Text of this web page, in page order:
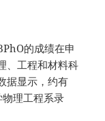
的成绩在申
、工程和材料科
据显示，约有
理工程系录